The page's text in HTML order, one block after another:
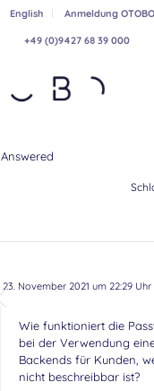
English Anmeldung
+49 (0)9427 68 39 000
Answered
23. November 2021 um 22:29 Uhr
Wie funktioniert die
bei der Verwendung
Backends für Kunden,
nicht beschreibbar ist?